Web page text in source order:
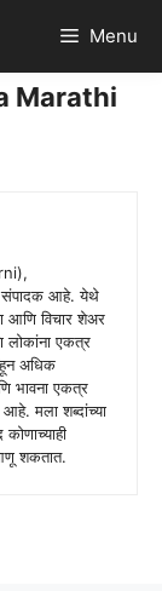
Menu
Marathi
आहे. येथे
आणि विचार शेअर
लोकांना एकत्र
अधिक
भावना एकत्र
मला शब्दांच्या
शकतात.